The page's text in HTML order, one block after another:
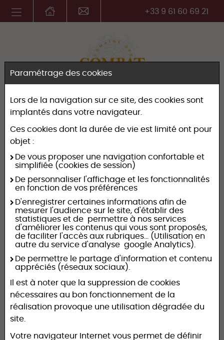
+33 9 61 60 69 21
Salons
Retrouvez nos informations
Salon de Vignerons
à Meylan
Paramétrage des cookies
Lors de la navigation sur ce site, des cookies sont
implantés dans votre navigateur.
Ces cookies dont la durée de vie est limité ont pour
objet :
De vous proposer une navigation confortable et
simplifiée (cookies de session)
De personnaliser l'affichage et les fonctionnalités
en fonction de vos préférences
D'enregistrer certaines informations afin de
mesurer l'audience sur le site, d'établir des
statistiques et de permettre à nos services
d'améliorer les contenus qui vous sont proposés,
de faciliter l'accès aux rubriques... (Utilisation en
autre du service d'analyse google Analytics).
De permettre le partage d'information et contenu
appréciés (réseaux sociaux).
Il est à noter que la suppression de cookies
nécessaires au bon fonctionnement de la
réalisation provoque une utilisation dégradée du
site.
Votre navigateur Internet vous permet de définir